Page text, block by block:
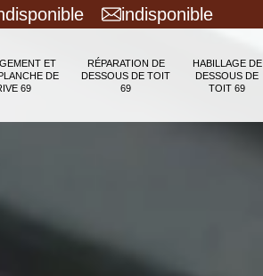
indisponible
ET
DE
69
RÉPARATION DE
DESSOUS DE TOIT
69
HABILLAGE DE
DESSOUS DE
TOIT 69